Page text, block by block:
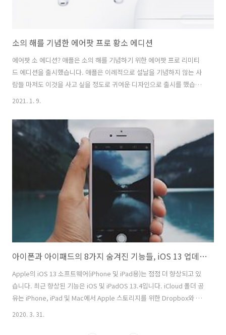
소의 해를 기념한 에어팟 프로 황소 에디션
에어팟 소 에디션? 애플은 소의 해를 기념하기 위한 에어팟 프로 리미티
드 에디션을 출시했습니다. 애플은 이례적으로 설날을 기념하지 않는 사
람들 마저도 이것을 사고 싶을 정도로 귀여운 디자인으로 출시를 했습니
중국, 홍콩, 싱가포르, 대만, 말레이시아를 포함한 아시아의 선택된 지역
에서만 옥스 에디션 이어폰을 판매합니다. 애플 스토어에서 그것을 구할
수 있는 사람들에게 좋은 소식은 소가 프린트 되지 않은 다른 에어팟 버
전과 비슷한 가격으로 출시한다는 것입니다.. 예를 들어, 중국에서
Oxfan 이어폰은 RMB 1,999(US$310)로 표시되거나 일반 제품과 동일..
2021. 1. 9.
아이폰과 아이패드의 8가지 숨겨진 기능들, iOS 13 업데이트
Apple의 iOS 13 소프트웨어(iPhone 및 iPad용)는 점점 더 향상되고 있
습니다. 최근 향상된 기능은 iOS 및 iPadOS 13.4입니다. iCloud 폴더 공
유는 iPhone, iPad 및 Mac에서 Apple 스토리지를 위한 Dropbox와 같
은 새로운 기능을 제공합니다(아래에 자세히 설명). 또한 iOS 13의 첫 번
2020. 3. 31.